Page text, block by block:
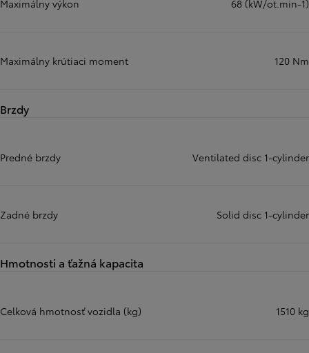
Maximálny výkon 68 (kW/ot.min-1)
Maximálny krútiaci moment 120 Nm
Brzdy
Predné brzdy Ventilated disc 1-cylinder
Zadné brzdy Solid disc 1-cylinder
Hmotnosti a ťažná kapacita
Celková hmotnosť vozidla (kg) 1510 kg